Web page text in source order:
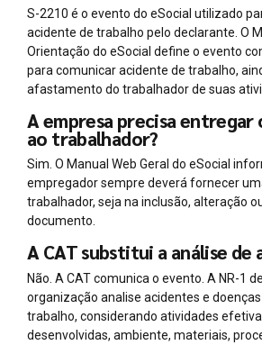
S-2210 é o evento do eSocial utilizado
acidente de trabalho pelo declarante. O
Orientação do eSocial define o evento
para comunicar acidente de trabalho,
afastamento do trabalhador de suas
A empresa precisa entregar
ao trabalhador?
Sim. O Manual Web Geral do eSocial
empregador sempre deverá fornecer
trabalhador, seja na inclusão, alteração
documento.
A CAT substitui a análise de
Não. A CAT comunica o evento. A NR-1
organização analise acidentes e
trabalho, considerando atividades
desenvolvidas, ambiente, materiais,